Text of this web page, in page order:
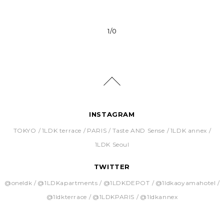
1/0
INSTAGRAM
TOKYO 1LDK terrace PARIS Taste AND Sense
1LDK annex
1LDK Seoul
TWITTER
@oneldk @1LDKapartments @1LDKDEPOT
@1ldkaoyamahotel
@1ldkterrace
@1LDKPARIS @1ldkannex